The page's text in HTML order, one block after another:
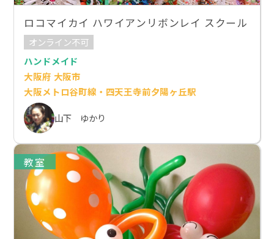
ロコマイカイ ハワイアンリボンレイ スクール
オンライン不可
ハンドメイド
大阪府 大阪市
大阪メトロ谷町線・四天王寺前夕陽ヶ丘駅
山下 ゆかり
教室